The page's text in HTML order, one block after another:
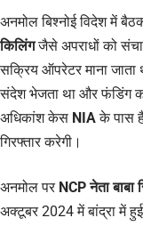
अनमोल बिश्नोई विदेश में
किलिंगजैसे अपराधों को
सक्रिय ऑपरेटर माना जाता
संदेश भेजता था और फंडिंग
अधिकांश केस NIAके पास
गिरफ्तार करेगी।
अनमोल पर NCP नेता बाबा
अक्टूबर 2024 में बांद्रा में